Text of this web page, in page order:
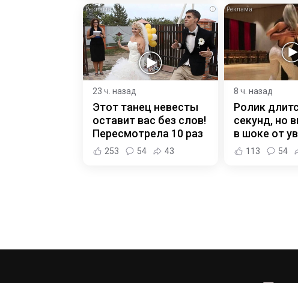
i
23 ч. назад
Этот танец невесты
оставит вас без слов!
Пересмотрела 10 раз
253 54 43
8 ч. назад
Ролик
секунд, но
в шоке от
113 54